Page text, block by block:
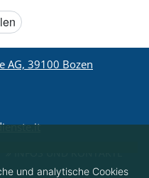
AG, 39100 Bozen
und analytische Cookies